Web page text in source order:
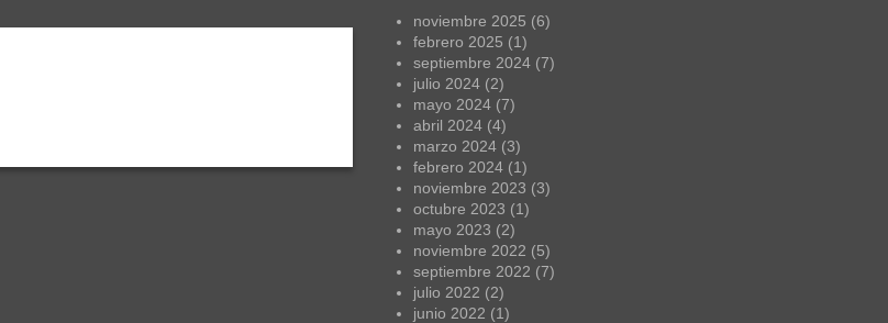
noviembre 2025 (6)
febrero 2025 (1)
septiembre 2024 (7)
julio 2024 (2)
mayo 2024 (7)
abril 2024 (4)
marzo 2024 (3)
febrero 2024 (1)
noviembre 2023 (3)
octubre 2023 (1)
mayo 2023 (2)
noviembre 2022 (5)
septiembre 2022 (7)
julio 2022 (2)
junio 2022 (1)